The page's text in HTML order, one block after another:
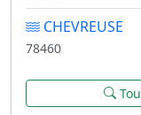
CHEVREUSE
78460